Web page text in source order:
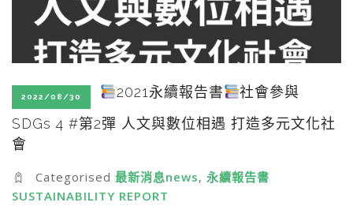
2022/08/30 2021永續報告書
社會參與
SDGs 4 #第2彈 人文與數位相遇 打造多元文化社
會
Categorised 最新消息news, 永續報告書
SUSTAINABILITY REPORT